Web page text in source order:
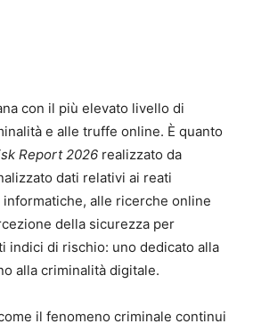
con il più elevato livello di
e alle truffe online. È quanto
Report 2026 realizzato da
dati relativi ai reati
alle ricerche online
della sicurezza per
indici di rischio: uno dedicato alla
alla criminalità digitale.
il fenomeno criminale continui